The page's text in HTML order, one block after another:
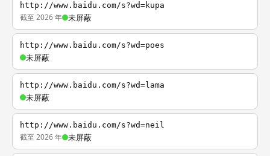
http://www.baidu.com/s?wd=kupa
截至 2026 年 未屏蔽
http://www.baidu.com/s?wd=poes
未屏蔽
http://www.baidu.com/s?wd=lama
未屏蔽
http://www.baidu.com/s?wd=neil
截至 2026 年 未屏蔽